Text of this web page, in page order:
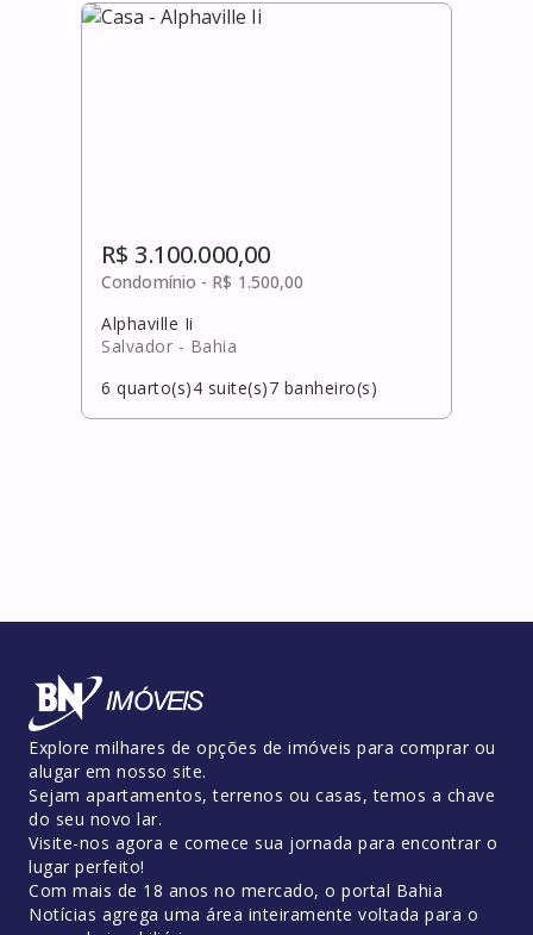
R$ 3.100.000,00
Condomínio - R$ 1.500,00
Alphaville Ii
Salvador - Bahia
6 quarto(s)4 suite(s)7 banheiro(s)
Explore milhares de opções de imóveis para comprar ou
alugar em nosso site.
Sejam apartamentos, terrenos ou casas, temos a chave
do seu novo lar.
Visite-nos agora e comece sua jornada para encontrar o
lugar perfeito!
Com mais de 18 anos no mercado, o portal Bahia
Notícias agrega uma área inteiramente voltada para o